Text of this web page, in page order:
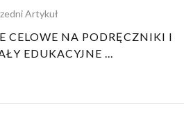
Artykuł
CELOWE NA PODRĘCZNIKI I
EDUKACYJNE ...